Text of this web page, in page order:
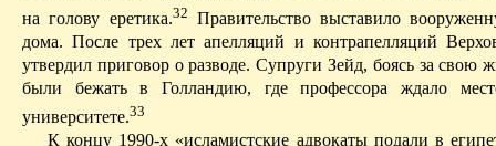
на голову еретика.32 Правительство выставило
дома. После трех лет апелляций и контр­апелляций
утвердил приговор о разводе. Супруги Зейд, боясь за свою
были бежать в Голландию, где профессора ждало
университете.33
К концу 1990-х «исламистские адвокаты подали в